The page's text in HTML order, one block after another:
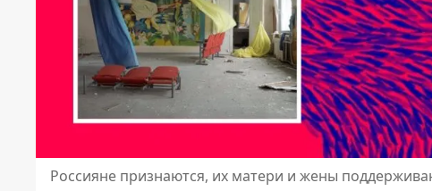
Россияне признаются, их матери и жены